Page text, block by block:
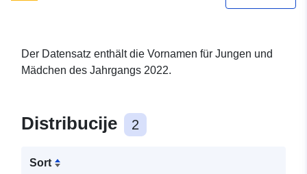
Der Datensatz enthält die Vornamen für Jungen und
Mädchen des Jahrgangs 2022.
Distribucije 2
Sort